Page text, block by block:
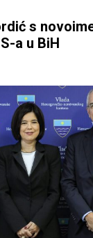
s
a u BiH